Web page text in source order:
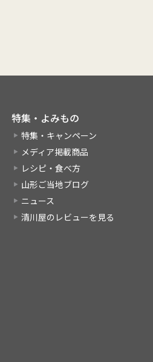
特集・よみもの
特集・キャンペーン
メディア掲載商品
レシピ・食べ方
山形ご当地ブログ
ニュース
清川屋のレビューを見る